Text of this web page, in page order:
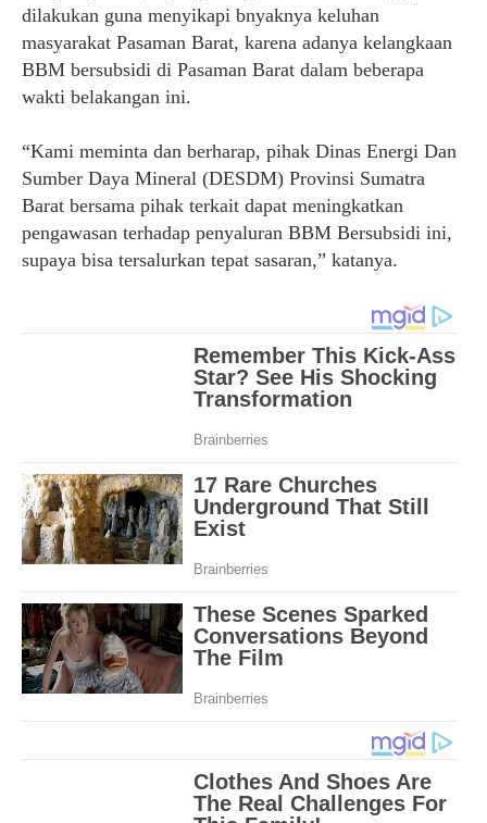
dilakukan guna menyikapi bnyaknya keluhan
masyarakat Pasaman Barat, karena adanya kelangkaan
BBM bersubsidi di Pasaman Barat dalam beberapa
wakti belakangan ini.
“Kami meminta dan berharap, pihak Dinas Energi Dan
Sumber Daya Mineral (DESDM) Provinsi Sumatra
Barat bersama pihak terkait dapat meningkatkan
pengawasan terhadap penyaluran BBM Bersubsidi ini,
supaya bisa tersalurkan tepat sasaran,” katanya.